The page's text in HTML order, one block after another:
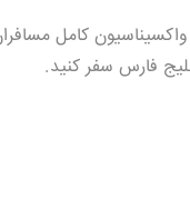
کامل
فارس سفر کنید.